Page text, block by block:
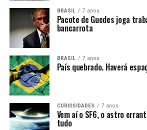
BRASIL 7 anos
Pacote de Guedes joga
bancarrota
BRASIL 7 anos
País quebrado. Haverá
CURIOSIDADES 7 anos
Vem aí o SF6, o astro
tudo